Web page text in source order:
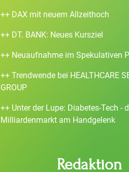
++ DAX mit neuem Allzeithoch
++ DT. BANK: Neues Kursziel
++ Neuaufnahme im Spekulativen
++ Trendwende bei HEALTHCARE
GROUP
++ Unter der Lupe: Diabetes-Tech -
Milliardenmarkt am Handgelenk
Redaktion